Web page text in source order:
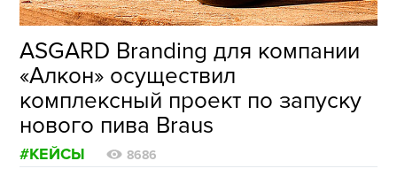
ASGARD Branding для компании
«Алкон» осуществил
комплексный проект по запуску
нового пива Braus
#КЕЙСЫ 8686
ИСТОРИИ БРЕНДОВ
О ПРОЕКТЕ
РЕКЛАМА
КОНТАКТЫ